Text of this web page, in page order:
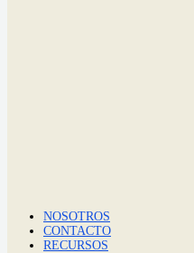
NOSOTROS
CONTACTO
RECURSOS